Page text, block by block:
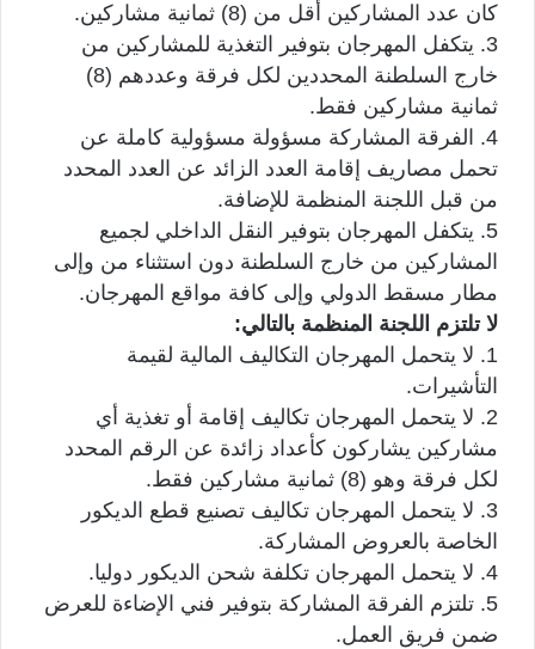
كان عدد المشاركين أقل من (8) ثمانية مشاركين.
3. يتكفل المهرجان بتوفير التغذية للمشاركين من
خارج السلطنة المحددين لكل فرقة وعددهم (8)
ثمانية مشاركين فقط.
4. الفرقة المشاركة مسؤولة مسؤولية كاملة عن
تحمل مصاريف إقامة العدد الزائد عن العدد المحدد
من قبل اللجنة المنظمة للإضافة.
5. يتكفل المهرجان بتوفير النقل الداخلي لجميع
المشاركين من خارج السلطنة دون استثناء من وإلى
مطار مسقط الدولي وإلى كافة مواقع المهرجان.
لا تلتزم اللجنة المنظمة بالتالي:
1. لا يتحمل المهرجان التكاليف المالية لقيمة
التأشيرات.
2. لا يتحمل المهرجان تكاليف إقامة أو تغذية أي
مشاركين يشاركون كأعداد زائدة عن الرقم المحدد
لكل فرقة وهو (8) ثمانية مشاركين فقط.
3. لا يتحمل المهرجان تكاليف تصنيع قطع الديكور
الخاصة بالعروض المشاركة.
4. لا يتحمل المهرجان تكلفة شحن الديكور دوليا.
5. تلتزم الفرقة المشاركة بتوفير فني الإضاءة للعرض
ضمن فريق العمل.